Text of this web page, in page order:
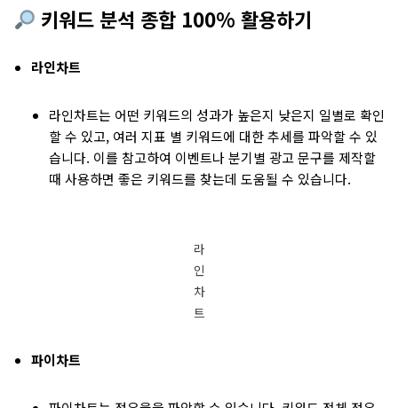
키워드 분석 종합 100% 활용하기
라인차트
라인차트는 어떤 키워드의 성과가 높은지 낮은지 일별로 확인
할 수 있고, 여러 지표 별 키워드에 대한 추세를 파악할 수 있
습니다. 이를 참고하여 이벤트나 분기별 광고 문구를 제작할
때 사용하면 좋은 키워드를 찾는데 도움될 수 있습니다.
라
인
차
트
파이차트